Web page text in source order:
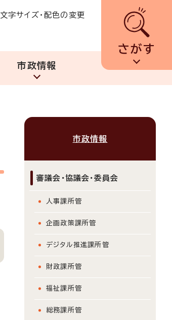
文字サイズ・配色の変更
さがす
市政情報
市政情報
審議会・協議会・委員会
人事課所管
企画政策課所管
デジタル推進課所管
財政課所管
福祉課所管
総務課所管